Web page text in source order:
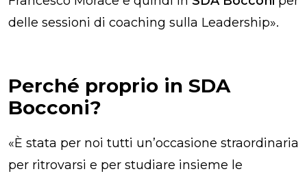
delle sessioni di coaching sulla Leadership».
Perché proprio in SDA
Bocconi?
«È stata per noi tutti un’occasione straordinaria
per ritrovarsi e per studiare insieme le